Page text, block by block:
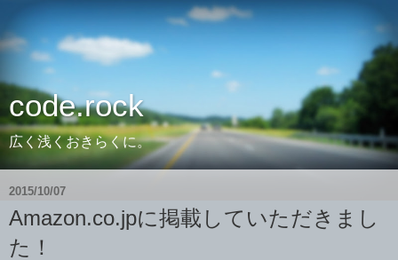
code.rock
広く浅くおきらくに。
2015/10/07
Amazon.co.jpに掲載していただきまし
た！